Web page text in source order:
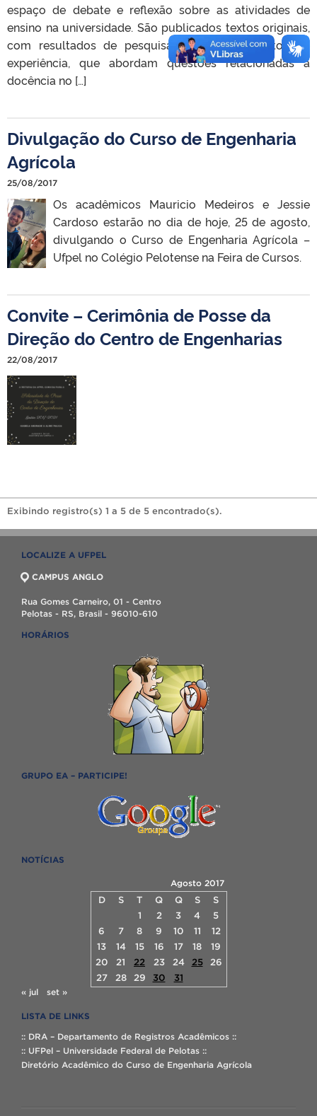
espaço de debate e reflexão sobre as atividades de
ensino na universidade. São publicados textos originais,
com resultados de pesquisa, ensaios ou relatos de
experiência, que abordam questões relacionadas à
docência no […]
Divulgação do Curso de Engenharia
Agrícola
25/08/2017
Os acadêmicos Mauricio Medeiros e Jessie
Cardoso estarão no dia de hoje, 25 de agosto,
divulgando o Curso de Engenharia Agrícola –
Ufpel no Colégio Pelotense na Feira de Cursos.
Convite – Cerimônia de Posse da
Direção do Centro de Engenharias
22/08/2017
Exibindo registro(s) 1 a 5 de 5 encontrado(s).
LOCALIZE A UFPEL
CAMPUS ANGLO
Rua Gomes Carneiro, 01 - Centro
Pelotas - RS, Brasil - 96010-610
HORÁRIOS
GRUPO EA – PARTICIPE!
NOTÍCIAS
Agosto 2017
D S T Q Q S
S
1
2 3 4
5
6
7 8 9 10 11
12
13
14 15 16 17 18
19
20
21 22 23 24 25
26
27
28 29 30 31
« jul set »
LISTA DE LINKS
:: DRA – Departamento de Registros Acadêmicos ::
:: UFPel – Universidade Federal de Pelotas ::
Diretório Acadêmico do Curso de Engenharia Agrícola